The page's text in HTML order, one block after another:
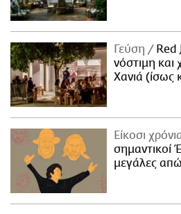
Γεύση
Red
νόστιμη
Χανιά (ίσως
Είκοσι
σημαντικοί
μεγάλες